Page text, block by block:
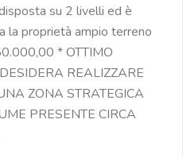
su 2 livelli ed è
la proprietà ampio terreno
* OTTIMO
REALIZZARE
ZONA STRATEGICA
PRESENTE CIRCA